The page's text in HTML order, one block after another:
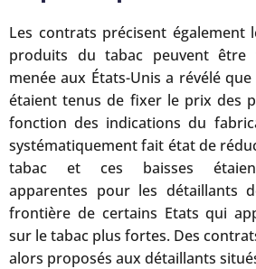
Les contrats précisent également
produits du tabac peuvent être
menée aux États-Unis a révélé
étaient tenus de fixer le prix des
fonction des indications du
systématiquement fait état de
tabac et ces baisses
apparentes pour les détaillants
frontière de certains Etats qui
sur le tabac plus fortes. Des
alors proposés aux détaillants